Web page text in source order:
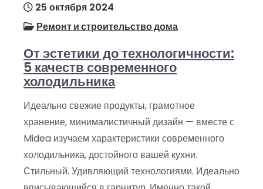
25 октября 2024
Ремонт и строительство дома
От эстетики до технологичности:
5 качеств современного
холодильника
Идеально свежие продукты, грамотное
хранение, минималистичный дизайн — вместе с
Midea изучаем характеристики современного
холодильника, достойного вашей кухни.
Стильный. Удивляющий технологиями. Идеально